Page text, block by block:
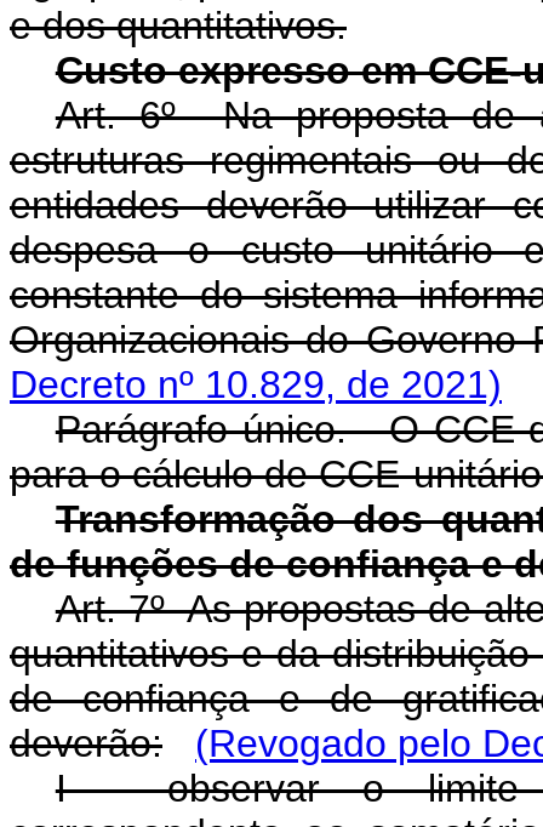
e dos quantitativos.
Custo expresso em CCE-
Art. 6º Na proposta de
estruturas regimentais ou
entidades deverão utilizar
despesa o custo unitário
constante do sistema
Organizacionais do Governo
Decreto nº 10.829, de 2021)
Parágrafo único. O CCE
para o cálculo de CCE-
Transformação dos
de funções de confiança e
Art. 7º As propostas de
quantitativos e da
de confiança e de
deverão:
(Revogado pelo
I - observar o limite